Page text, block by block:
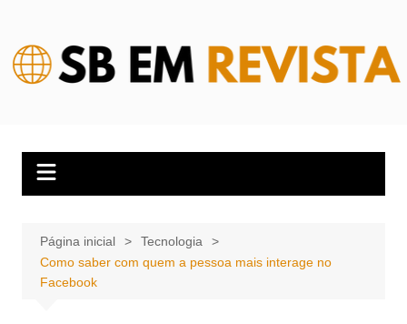
conteúdo
Página inicial
Tecnologia
Como saber com quem a pessoa mais interage no
Facebook